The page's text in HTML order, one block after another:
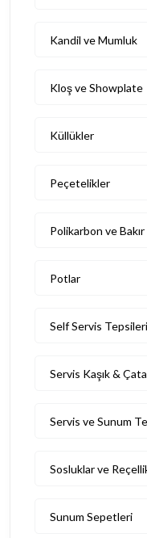
Kandil ve Mumluk
Kloş ve Showplate
Küllükler
Peçetelikler
Polikarbon ve
Potlar
Self Servis Tepsileri
Servis Kaşık &
Servis ve Sunum
Sosluklar ve
Sunum Sepetleri